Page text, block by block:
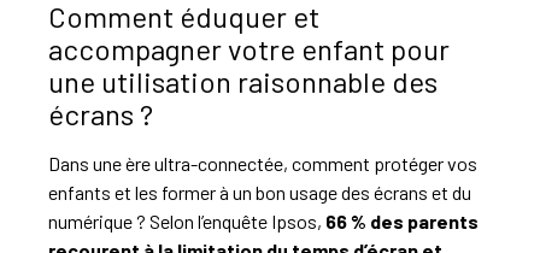
Comment éduquer et
accompagner votre enfant pour
une utilisation raisonnable des
écrans ?
Dans une ère ultra-connectée, comment protéger vos
enfants et les former à un bon usage des écrans et du
numérique ? Selon l’enquête Ipsos, 66 % des parents